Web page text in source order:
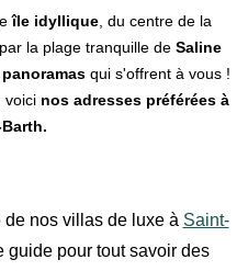
île idyllique, du centre de la
la plage tranquille deSaline
panoramas qui s'offrent à vous !
voici nos adresses préférées à
nos villas de luxe à Saint-
guide pour tout savoir des